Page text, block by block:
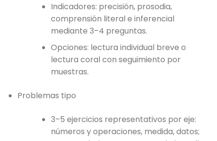
Indicadores: precisión, prosodia,
comprensión literal e inferencial
mediante 3–4 preguntas.
Opciones: lectura individual breve o
lectura coral con seguimiento por
muestras.
Problemas tipo
3–5 ejercicios representativos por eje:
números y operaciones, medida, datos;